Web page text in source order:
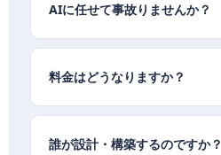
AIに任せて事故りませんか？
料金はどうなりますか？
誰が設計・構築するのですか？